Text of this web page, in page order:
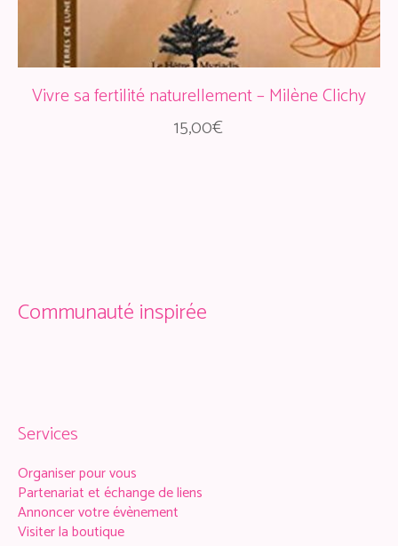
Vivre sa fertilité naturellement – Milène Clichy
15,00€
Communauté inspirée
Services
Organiser pour vous
Partenariat et échange de liens
Annoncer votre évènement
Visiter la boutique